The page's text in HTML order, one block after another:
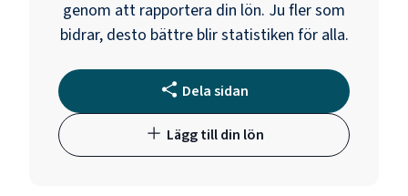
genom att rapportera din lön. Ju fler som
bidrar, desto bättre blir statistiken för alla.
Dela sidan
Lägg till din lön